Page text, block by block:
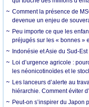
Comment la présence de
devenue un enjeu de
Peu importe ce que les
préjugés sur les « bonnes »
Indonésie et Asie du Sud-
Loi d’urgence agricole :
les néonicotinoïdes et le
Les lanceurs d’alerte au
hiérarchie. Comment éviter
Peut-on s’inspirer du Japon